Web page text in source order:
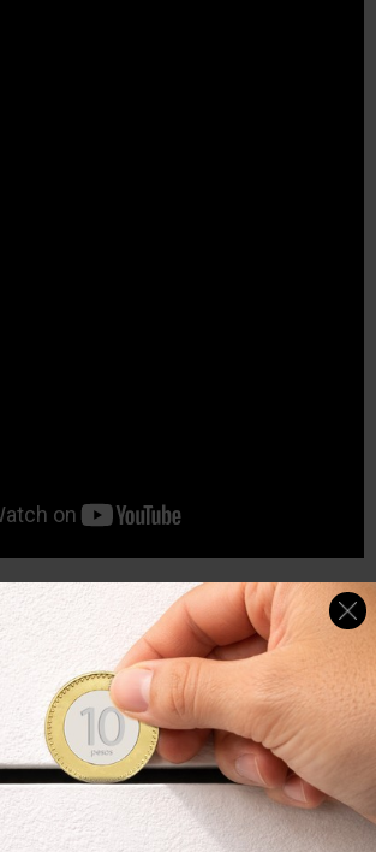
condenado por “plagio
pagar más de US$500.000.
“Wanna be starting
be starting something” abría el disco
Jackson “Thriller”, uno de los álbumes
historia del pop.